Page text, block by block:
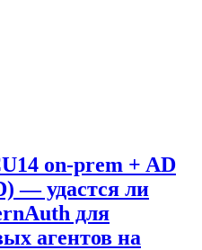
on-prem + AD
— удаcтся ли
для
агентов на